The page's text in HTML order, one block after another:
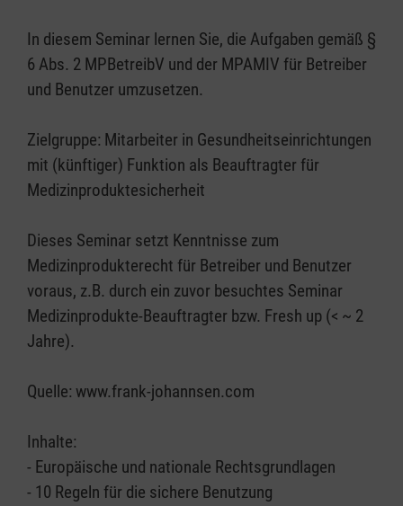
In diesem Seminar lernen Sie, die Aufgaben gemäß §
6 Abs. 2 MPBetreibV und der MPAMIV für Betreiber
und Benutzer umzusetzen.
Zielgruppe: Mitarbeiter in Gesundheitseinrichtungen
mit (künftiger) Funktion als Beauftragter für
Medizinproduktesicherheit
Dieses Seminar setzt Kenntnisse zum
Medizinprodukterecht für Betreiber und Benutzer
voraus, z.B. durch ein zuvor besuchtes Seminar
Medizinprodukte-Beauftragter bzw. Fresh up (< ~ 2
Jahre).
Quelle: www.frank-johannsen.com
Inhalte:
- Europäische und nationale Rechtsgrundlagen
- 10 Regeln für die sichere Benutzung